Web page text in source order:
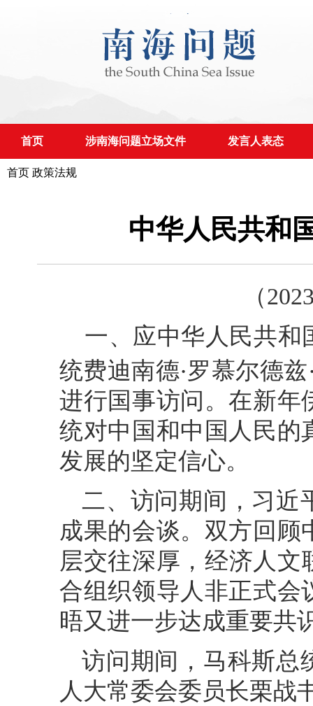
首页 涉南海问题立场文件 发言人表态
首页 政策法规
中华人民共和
（
一、应中华人民共和
统费迪南德·罗慕尔德兹
进行国事访问。在新年
统对中国和中国人民的
发展的坚定信心。
二、访问期间，习近
成果的会谈。双方回
层交往深厚，经济人文
合组织领导人非正式会
晤又进一步达成重要共
访问期间 ，马科斯
人大常委会委员长栗战